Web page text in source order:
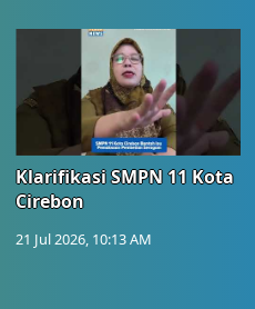
Klarifikasi SMPN 11 Kota
Cirebon
21 Jul 2026, 10:13 AM